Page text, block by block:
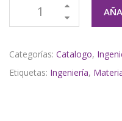
Categorías: Catalogo,
Etiquetas: Ingeniería,